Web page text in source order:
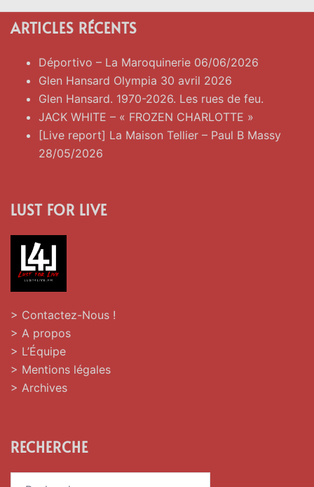
ARTICLES RÉCENTS
Déportivo – La Maroquinerie 06/06/2026
Glen Hansard Olympia 30 avril 2026
Glen Hansard. 1970-2026. Les rues de feu.
JACK WHITE – « FROZEN CHARLOTTE »
[Live report] La Maison Tellier – Paul B Massy
28/05/2026
LUST FOR LIVE
> Contactez-Nous !
> A propos
> L’Équipe
> Mentions légales
> Archives
RECHERCHE